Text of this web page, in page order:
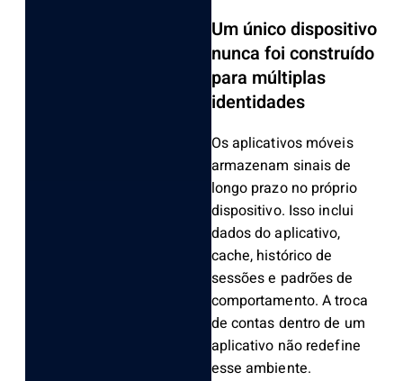
Um único dispositivo
nunca foi construído
para múltiplas
identidades
Os aplicativos móveis
armazenam sinais de
longo prazo no próprio
dispositivo. Isso inclui
dados do aplicativo,
cache, histórico de
sessões e padrões de
comportamento. A troca
de contas dentro de um
aplicativo não redefine
esse ambiente.